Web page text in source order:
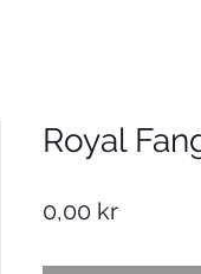
Royal
0,00 krPris